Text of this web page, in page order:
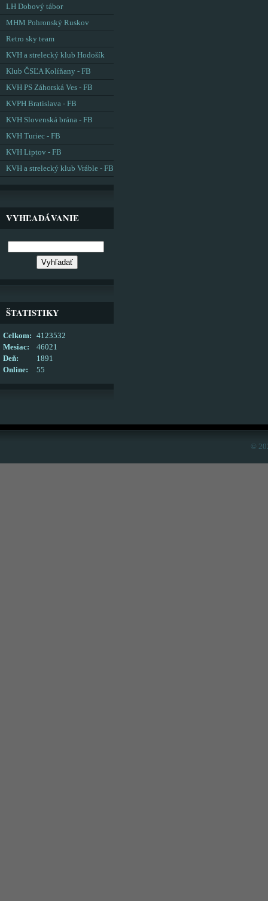
LH Dobový tábor
MHM Pohronský Ruskov
Retro sky team
KVH a strelecký klub Hodošík
Klub ČSĽA Kolíňany - FB
KVH PS Záhorská Ves - FB
KVPH Bratislava - FB
KVH Slovenská brána - FB
KVH Turiec - FB
KVH Liptov - FB
KVH a strelecký klub Vráble - FB
VYHĽADÁVANIE
ŠTATISTIKY
Online: 55
Celkom:
4123532
Mesiac:
46021
Deň:
1891
©